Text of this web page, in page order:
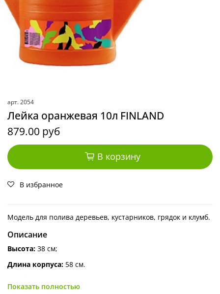
арт. 2054
Лейка оранжевая 10л FINLAND
879.00 руб
В корзину
В избранное
Модель для полива деревьев, кустарников, грядок и клумб.
Описание
Высота: 38 см;
Длина корпуса: 58 см.
Съёмный распылитель позволяет лить воду
Показать полностью